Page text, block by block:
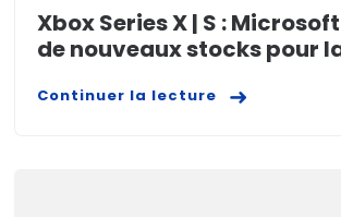
Xbox Series X | S :
de nouveaux stocks pour
Continuer la lecture